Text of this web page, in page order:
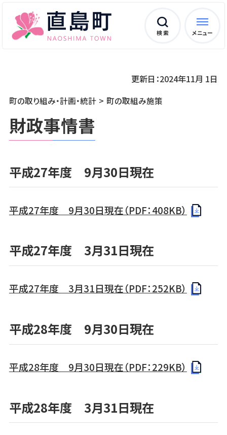
検 索 メニュー
町の取り組み・計画・統計 町の取組み施策
更新日：2024年11月 1日
財政事情書
平成27年度 9月30日現在
平成27年度 9月30日現在（PDF：408KB）
平成27年度 3月31日現在
平成27年度 3月31日現在（PDF：252KB）
平成28年度 9月30日現在
平成28年度 9月30日現在（PDF：229KB）
平成28年度 3月31日現在